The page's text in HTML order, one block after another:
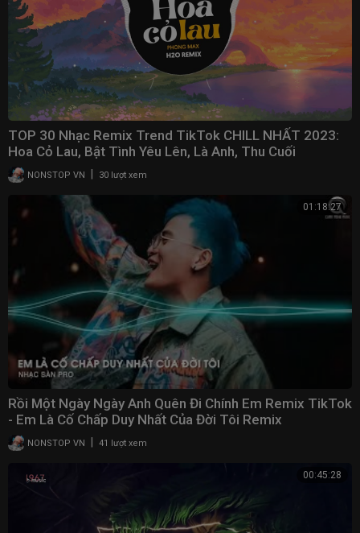
TOP 30 Nhạc Remix Trend TikTok CHILL NHẤT 2023:
Hoa Cỏ Lau, Bật Tình Yêu Lên, Là Anh, Thu Cuối
NONSTOP VN 30 lượt xem
01:18:27
Rồi Một Ngày Ngày Anh Quên Đi Chính Em Remix TikTok
- Em Là Cố Chấp Duy Nhất Của Đời Tôi Remix
NONSTOP VN 41 lượt xem
00:45:28